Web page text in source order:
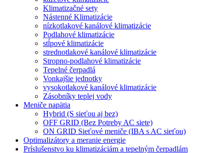
Klimatizačné sety
Nástenné Klimatizácie
nízkotlakové kanálové klimatizácie
Podlahové klimatizácie
stĺpové klimatizácie
strednotlakové kanálové klimatizácie
Stropno-podlahové klimatizácie
Tepelné čerpadlá
Vonkajšie jednotky
vysokotlakové kanálové klimatizácie
Zásobníky teplej vody
Meniče napätia
Hybrid (S sieťou aj bez)
OFF GRID (Bez Potreby AC siete)
ON GRID Sieťové meniče (IBA s AC sieťou)
Optimalizátory a meranie energie
Príslušenstvo ku klimatizáciám a tepelným čerpadlám